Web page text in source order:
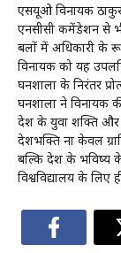
एसयूओ विनायक ठाकुर
एनसीसी कमेंडेशन से
बलों में अधिकारी के
विनायक को यह
घनशाला के निरंतर
घनशाला ने विनायक
देश के युवा शक्ति और
देशभक्ति ना केवल
बल्कि देश के भविष्य के
विश्वविद्यालय के लिए